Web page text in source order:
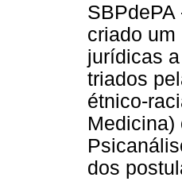
criado
jurídicas
triados
étnico-
Medicina)
dos